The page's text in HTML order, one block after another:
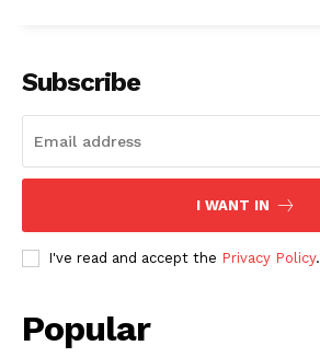
Subscribe
I WANT IN
I've read and accept the Privacy Policy.
Popular